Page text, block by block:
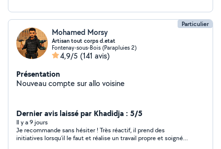
Particulier
Mohamed Morsy
Artisan tout corps d.etat
Fontenay-sous-Bois (Parapluies 2)
4,9/5 (141 avis)
Présentation
Nouveau compte sur allo voisine
Dernier avis laissé par Khadidja : 5/5
Il y a 9 jours
Je recommande sans hésiter ! Très réactif, il prend des
initiatives lorsqu’il le faut et réalise un travail propre et soigné.